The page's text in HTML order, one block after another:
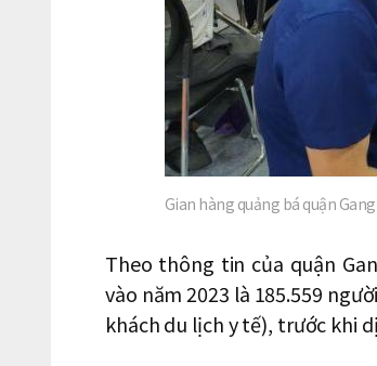
Gian hàng quảng bá quận
Theo thông tin của quận
vào năm 2023 là 185.559
khách du lịch y tế), trước khi